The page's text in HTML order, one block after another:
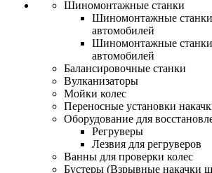
Шиномонтажные станки
Шиномонтажные станки
автомобилей
Шиномонтажные станки
автомобилей
Балансировочные станки
Вулканизаторы
Мойки колес
Переносные установки
Оборудование для
Регруверы
Лезвия для регруверов
Ванны для проверки колес
Бустеры (Взрывные накачки